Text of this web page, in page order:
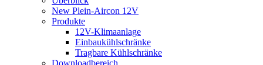
New Plein-Aircon 12V
Produkte
12V-Klimaanlage
Einbaukühlschränke
Tragbare Kühlschränke
Downloadbereich